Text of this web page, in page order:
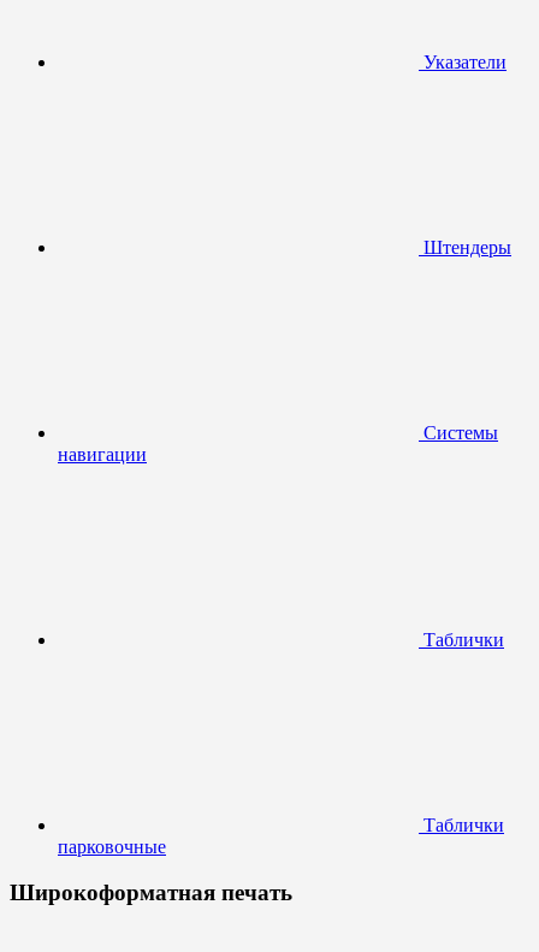
Указатели
Штендеры
Системы
навигации
Таблички
Таблички
парковочные
Широкоформатная печать